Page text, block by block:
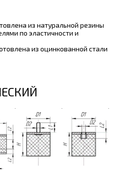
из натуральной резины
по эластичности и
из оцинкованной стали